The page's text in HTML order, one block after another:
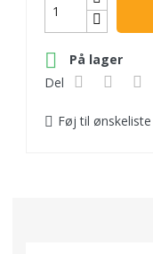

På lager
Del
Føj til ønskeliste